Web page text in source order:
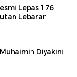
Lepas 176
Lebaran
Diyakini